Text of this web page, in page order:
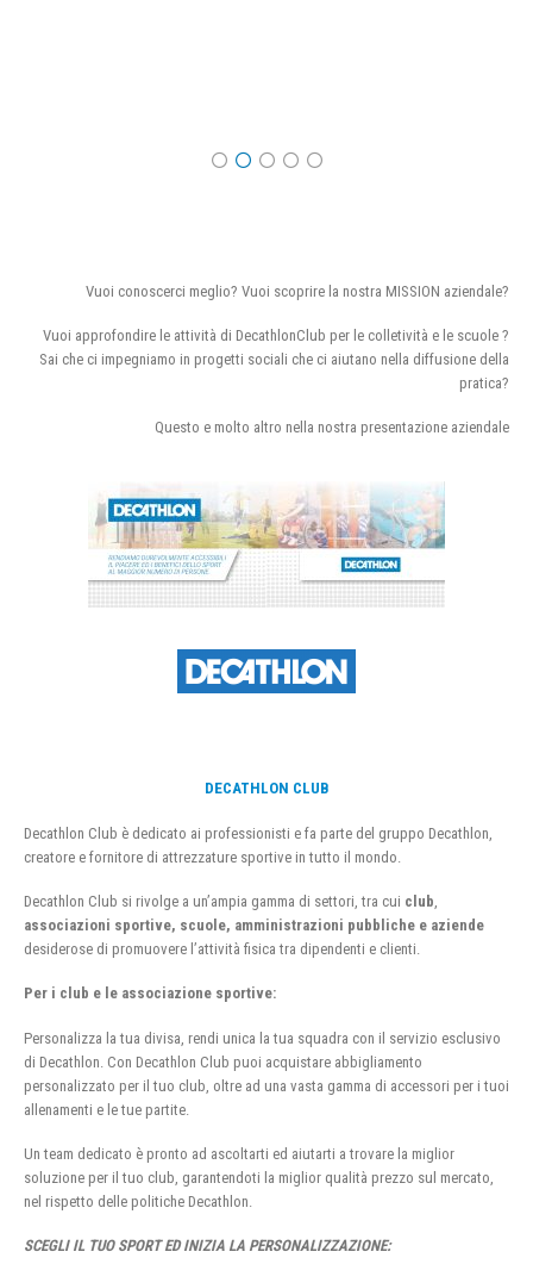
Vuoi conoscerci meglio? Vuoi scoprire la nostra MISSION aziendale?
Vuoi approfondire le attività di DecathlonClub per le colletività e le scuole ?
Sai che ci impegniamo in progetti sociali che ci aiutano nella diffusione della
pratica?
Questo e molto altro nella nostra presentazione aziendale
DECATHLON CLUB
Decathlon Club è dedicato ai professionisti e fa parte del gruppo Decathlon,
creatore e fornitore di attrezzature sportive in tutto il mondo.
Decathlon Club si rivolge a un’ampia gamma di settori, tra cui club
associazioni sportive, scuole, amministrazioni pubbliche e aziende
desiderose di promuovere l’attività fisica tra dipendenti e clienti.
Per i club e le associazione sportive:
Personalizza la tua divisa, rendi unica la tua squadra con il servizio esclusivo
di Decathlon. Con Decathlon Club puoi acquistare abbigliamento
personalizzato per il tuo club, oltre ad una vasta gamma di accessori per i tuoi
allenamenti e le tue partite.
Un team dedicato è pronto ad ascoltarti ed aiutarti a trovare la miglior
soluzione per il tuo club, garantendoti la miglior qualità prezzo sul mercato,
nel rispetto delle politiche Decathlon.
SCEGLI IL TUO SPORT ED INIZIA LA PERSONALIZZAZIONE: